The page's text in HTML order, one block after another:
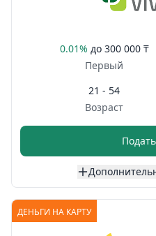
0.01% до 300 000 ₸
Первый
21 - 54
Возраст
ДЕНЬГИ НА КАРТУ